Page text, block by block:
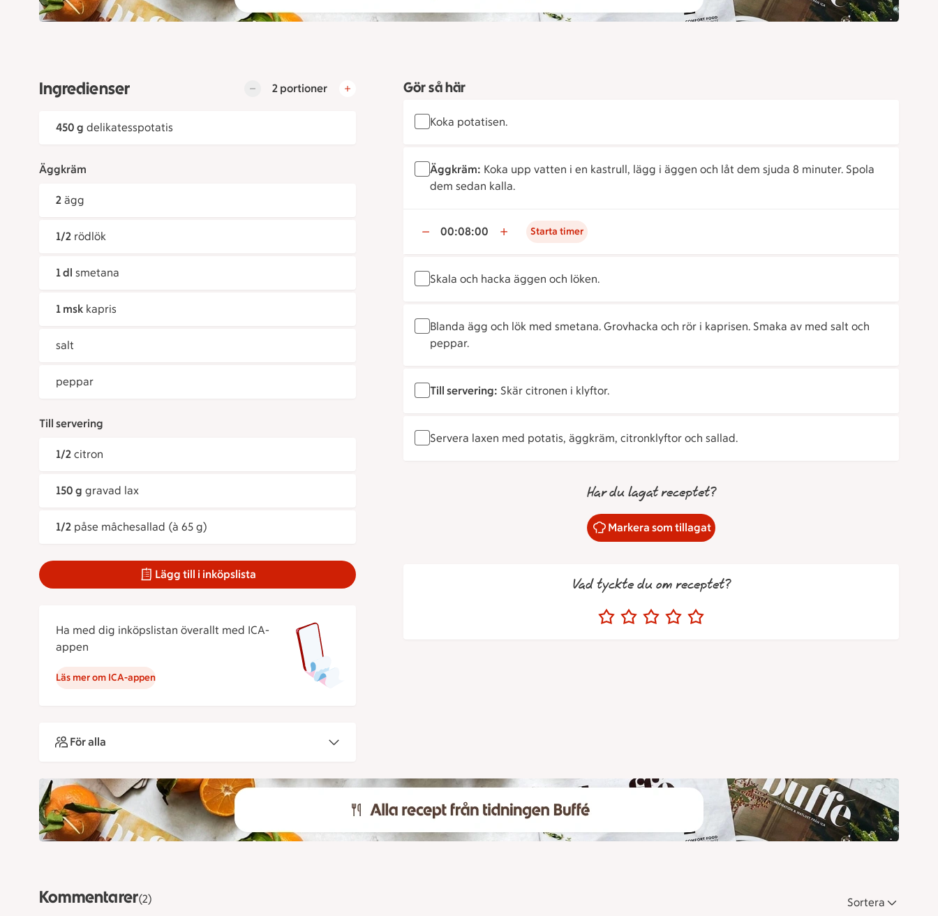
Ingredienser 2 portioner
450 g delikatesspotatis
Äggkräm
2 ägg
1/2 rödlök
1 dl smetana
1 msk kapris
salt
peppar
Till servering
1/2 citron
150 g gravad lax
1/2 påse mâchesallad (à 65 g)
Lägg till i inköpslista
Ha med dig inköpslistan överallt med ICA-
appen
Läs mer om ICA-appen
För alla
Gör så här
Koka potatisen.
Äggkräm: Koka upp vatten i en kastrull, lägg i äggen och låt dem sjuda 8 minuter. Spola
dem sedan kalla.
00:08:00 Starta timer
Skala och hacka äggen och löken.
Blanda ägg och lök med smetana. Grovhacka och rör i kaprisen. Smaka av med salt och
peppar.
Till servering: Skär citronen i klyftor.
Servera laxen med potatis, äggkräm, citronklyftor och sallad.
Har du lagat receptet?
Markera som tillagat
Vad tyckte du om receptet?
Kommentarer(2) Sortera